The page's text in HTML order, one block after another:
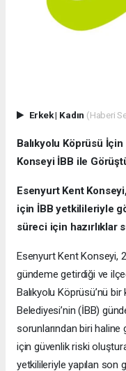
Erkek| Kadın (Haberi
Balıkyolu Köprüsü
Konseyi İBB ile
Esenyurt Kent
için İBB yetkilileriyle
süreci için hazırlıklar
Esenyurt Kent Konseyi,
gündeme getirdiği ve
Balıkyolu Köprüsü’nü
Belediyesi’nin (İBB)
sorunlarından biri
için güvenlik riski
yetkilileriyle yapılan son